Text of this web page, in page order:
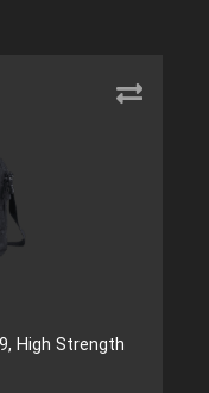
High Strength